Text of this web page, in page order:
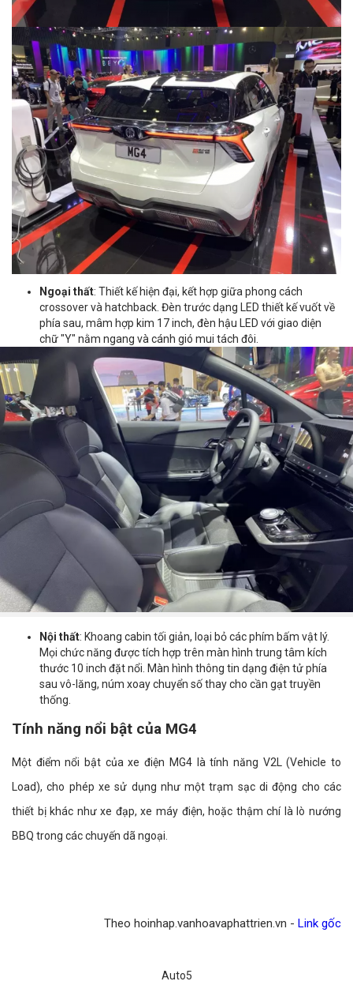
Ngoại thất: Thiết kế hiện đại, kết hợp giữa phong cách
crossover và hatchback. Đèn trước dạng LED thiết kế vuốt về
phía sau, mâm hợp kim 17 inch, đèn hậu LED với giao diện
chữ "Y" nằm ngang và cánh gió mui tách đôi.
Nội thất: Khoang cabin tối giản, loại bỏ các phím bấm vật lý.
Mọi chức năng được tích hợp trên màn hình trung tâm kích
thước 10 inch đặt nổi. Màn hình thông tin dạng điện tử phía
sau vô-lăng, núm xoay chuyển số thay cho cần gạt truyền
thống.
Tính năng nổi bật của MG4
Một điểm nổi bật của xe điện MG4 là tính năng V2L (Vehicle to
Load), cho phép xe sử dụng như một trạm sạc di động cho các
thiết bị khác như xe đạp, xe máy điện, hoặc thậm chí là lò nướng
BBQ trong các chuyến dã ngoại.
Theo hoinhap.vanhoavaphattrien.vn - Link gốc
Auto5